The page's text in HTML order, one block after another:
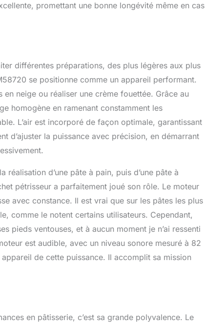
promettant une bonne longévité même en cas
différentes préparations, des plus légères aux plus
se positionne comme un appareil performant.
neige ou réaliser une crème fouettée. Grâce au
homogène en ramenant constamment les
L’air est incorporé de façon optimale, garantissant
d’ajuster la puissance avec précision, en démarrant
d’une pâte à pain, puis d’une pâte à
pétrisseur a parfaitement joué son rôle. Le moteur
avec constance. Il est vrai que sur les pâtes les plus
comme le notent certains utilisateurs. Cependant,
pieds ventouses, et à aucun moment je n’ai ressenti
est audible, avec un niveau sonore mesuré à 82
de cette puissance. Il accomplit sa mission
en pâtisserie, c’est sa grande polyvalence. Le